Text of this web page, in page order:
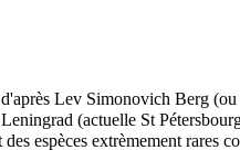
Lev Simonovich Berg
(actuelle St
espèces extrèmement rares